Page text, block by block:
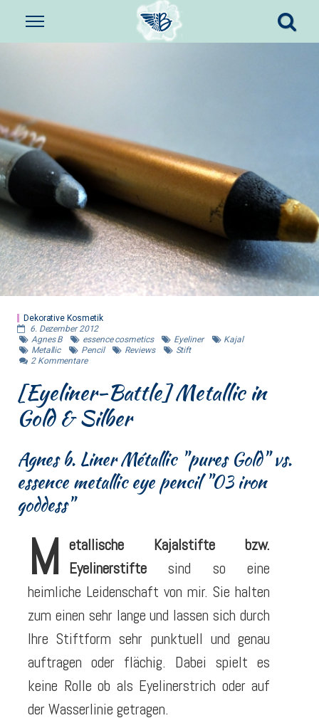
Dekorative Kosmetik
6. Dezember 2012
Agnes B
essence cosmetics Eyeliner
Kajal
Metallic
Pencil Reviews
Stift
2 Kommentare
[Eyeliner-Battle] Metallic in
Gold & Silber
Agnes b. Liner Métallic "pures Gold" vs.
essence metallic eye pencil "03 iron
goddess"
M etallische Kajalstifte bzw.
Eyelinerstifte sind so eine
heimliche Leidenschaft von mir. Sie halten
zum einen sehr lange und lassen sich durch
Ihre Stiftform sehr punktuell und genau
auftragen oder flächig. Dabei spielt es
keine Rolle ob als Eyelinerstrich oder auf
der Wasserlinie getragen.